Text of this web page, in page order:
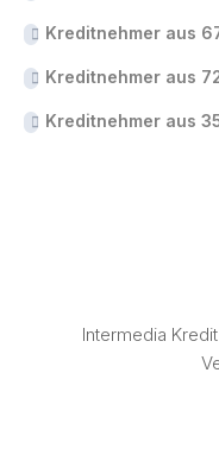
Kreditnehmer aus
Kreditnehmer aus
Kreditnehmer aus
Intermedia